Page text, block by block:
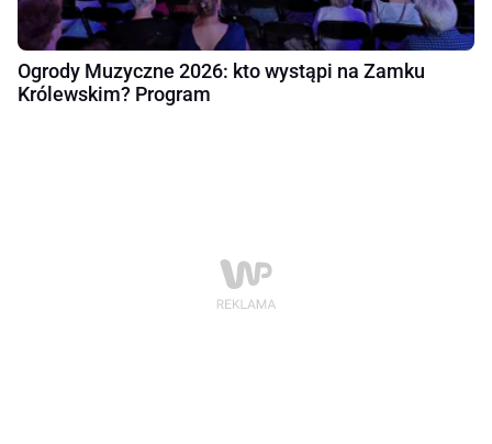
Ogrody Muzyczne 2026: kto wystąpi na Zamku
Królewskim? Program